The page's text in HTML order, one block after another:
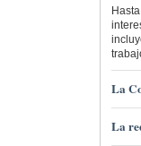
La
La